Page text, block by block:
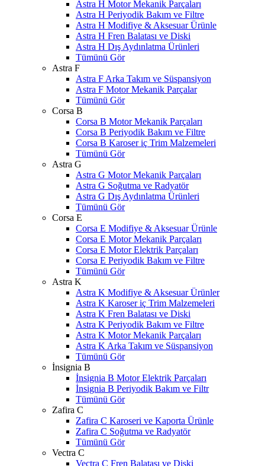
Astra H Motor Mekanik Parçaları
Astra H Periyodik Bakım ve Filtre
Astra H Modifiye & Aksesuar Ürünle
Astra H Fren Balatası ve Diski
Astra H Dış Aydınlatma Ürünleri
Tümünü Gör
Astra F
Astra F Arka Takım ve Süspansiyon
Astra F Motor Mekanik Parçalar
Tümünü Gör
Corsa B
Corsa B Motor Mekanik Parçaları
Corsa B Periyodik Bakım ve Filtre
Corsa B Karoser iç Trim Malzemeleri
Tümünü Gör
Astra G
Astra G Motor Mekanik Parçaları
Astra G Soğutma ve Radyatör
Astra G Dış Aydınlatma Ürünleri
Tümünü Gör
Corsa E
Corsa E Modifiye & Aksesuar Ürünle
Corsa E Motor Mekanik Parçaları
Corsa E Motor Elektrik Parçaları
Corsa E Periyodik Bakım ve Filtre
Tümünü Gör
Astra K
Astra K Modifiye & Aksesuar Ürünler
Astra K Karoser iç Trim Malzemeleri
Astra K Fren Balatası ve Diski
Astra K Periyodik Bakım ve Filtre
Astra K Motor Mekanik Parçaları
Astra K Arka Takım ve Süspansiyon
Tümünü Gör
İnsignia B
İnsignia B Motor Elektrik Parçaları
İnsignia B Periyodik Bakım ve Filtr
Tümünü Gör
Zafira C
Zafira C Karoseri ve Kaporta Ürünle
Zafira C Soğutma ve Radyatör
Tümünü Gör
Vectra C
Vectra C Fren Balatası ve Diski